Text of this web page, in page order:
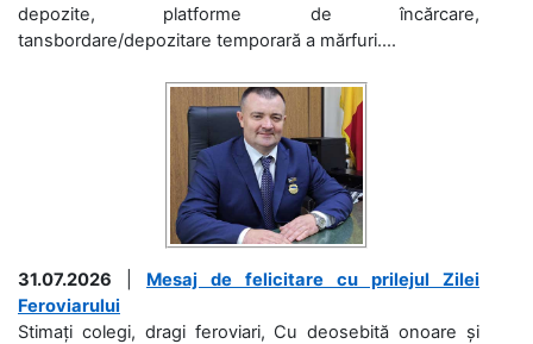
depozite, platforme de încărcare,
tansbordare/depozitare temporară a mărfuri....
31.07.2026
Mesaj de felicitare cu prilejul Zilei
Feroviarului
Stimați colegi, dragi feroviari, Cu deosebită onoare și